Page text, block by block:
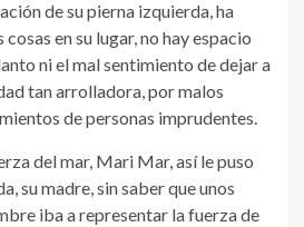
de su pierna izquierda, ha
en su lugar, no hay espacio
ni el mal sentimiento de dejar a
tan arrolladora, por malos
de personas imprudentes.
del mar, Mari Mar, así le puso
su madre, sin saber que unos
iba a representar la fuerza de